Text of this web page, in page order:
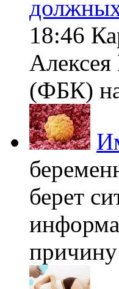
18:46
(ФБК)
берет